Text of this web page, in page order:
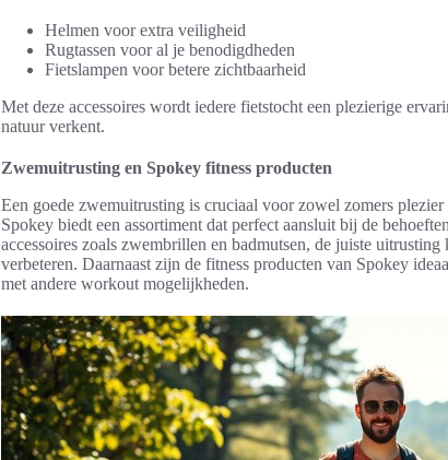
Helmen voor extra veiligheid
Rugtassen voor al je benodigdheden
Fietslampen voor betere zichtbaarheid
Met deze accessoires wordt iedere fietstocht een plezierige
natuur verkent.
Zwemuitrusting en Spokey fitness producten
Een goede zwemuitrusting is cruciaal voor zowel zomers
Spokey biedt een assortiment dat perfect aansluit bij de
accessoires zoals zwembrillen en badmutsen, de juiste
verbeteren. Daarnaast zijn de fitness producten van Spokey
met andere workout mogelijkheden.